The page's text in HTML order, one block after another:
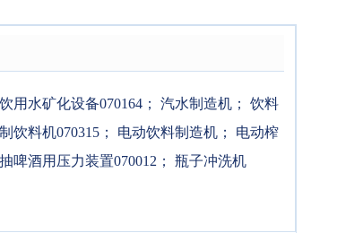
饮用水矿化设备070164 ； 汽水制造机 ；
饮料
饮料机070315 ； 电动饮料制造机 ；
电动榨
抽啤酒用压力装置070012 ；
瓶子冲洗机